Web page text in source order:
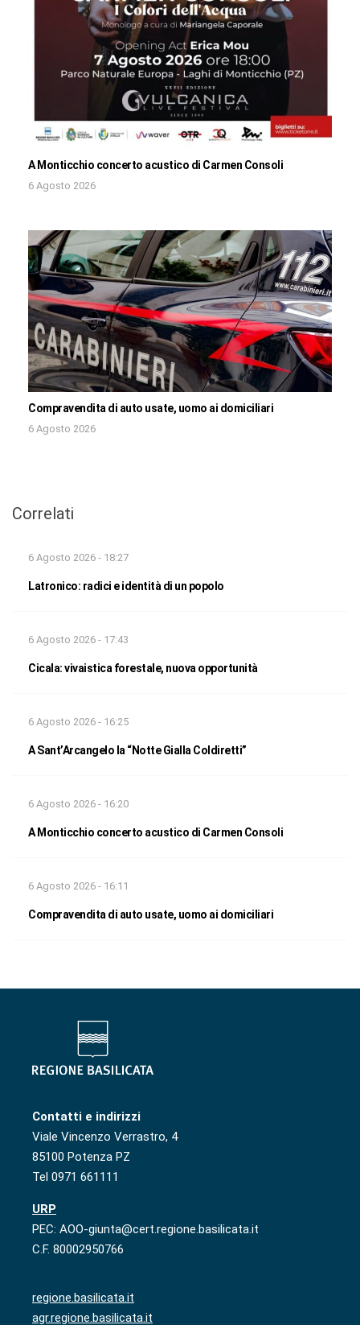
A Monticchio concerto acustico di Carmen Consoli
6 Agosto 2026
Compravendita di auto usate, uomo ai domiciliari
6 Agosto 2026
Correlati
6 Agosto 2026 - 18:27
Latronico: radici e identità di un popolo
6 Agosto 2026 - 17:43
Cicala: vivaistica forestale, nuova opportunità
6 Agosto 2026 - 16:25
A Sant’Arcangelo la “Notte Gialla Coldiretti”
6 Agosto 2026 - 16:20
A Monticchio concerto acustico di Carmen Consoli
6 Agosto 2026 - 16:11
Compravendita di auto usate, uomo ai domiciliari
Contatti e indirizzi
Viale Vincenzo Verrastro, 4
85100 Potenza PZ
Tel 0971 661111
URP
PEC: AOO-giunta@cert.regione.basilicata.it
C.F. 80002950766
regione.basilicata.it
agr.regione.basilicata.it